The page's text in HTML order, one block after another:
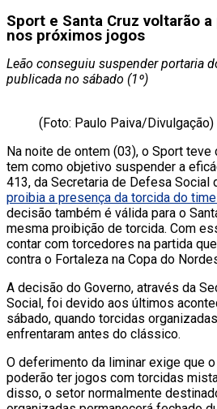
Sport e Santa Cruz voltarão
nos próximos jogos
Leão conseguiu suspender portaria
publicada no sábado (1º)
(Foto: Paulo Paiva/Divulgação)
Na noite de ontem (03), o Sport
tem como objetivo suspender a
413, da Secretaria de Defesa Social
proibia a presença da torcida do
decisão também é válida para o
mesma proibição de torcida. Com
contar com torcedores na partida
contra o Fortaleza na Copa do
A decisão do Governo, através da
Social, foi devido aos últimos
sábado, quando torcidas
enfrentaram antes do clássico.
O deferimento da liminar exige que
poderão ter jogos com torcidas
disso, o setor normalmente